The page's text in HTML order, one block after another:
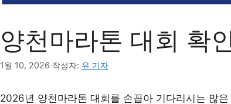
양천마라톤 대회 확
1월 10, 2026 작성자: 유 기자
2026년 양천마라톤 대회를 손꼽아 기다리시는 많